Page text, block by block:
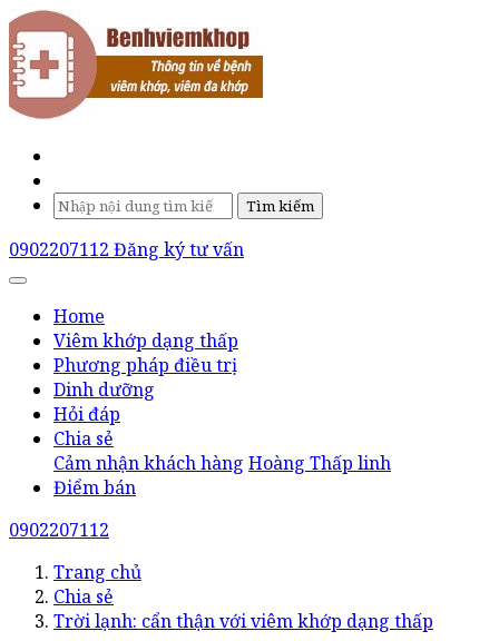
Tìm kiếm
0902207112 Đăng ký tư vấn
Home
Viêm khớp dạng thấp
Phương pháp điều trị
Dinh dưỡng
Hỏi đáp
Chia sẻ
Cảm nhận khách hàng Hoàng Thấp linh
Điểm bán
0902207112
Trang chủ
Chia sẻ
Trời lạnh: cẩn thận với viêm khớp dạng thấp